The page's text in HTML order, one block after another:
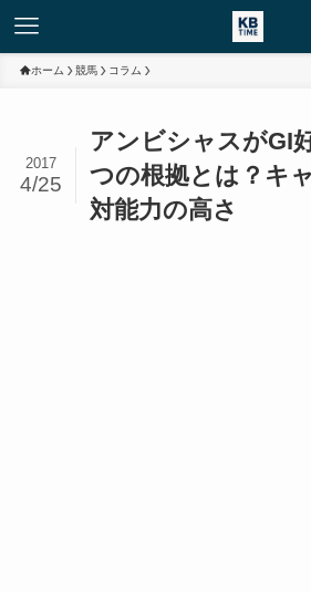
ホーム 競馬 コラム
アンビシャスがGI
つの根拠とは？キ
対能力の高さ
2017
4/25